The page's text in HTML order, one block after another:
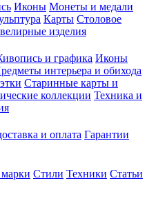
Иконы Монеты и медали
Карты Столовое
изделия
и графика Иконы
интерьера и обихода
Старинные карты и
коллекции Техника и
и оплата Гарантии
Стили Техники Статьи